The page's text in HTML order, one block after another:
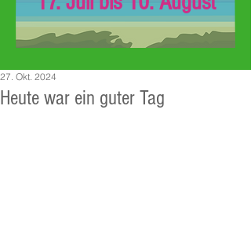
Heute war ein guter Tag
27. Okt. 2024